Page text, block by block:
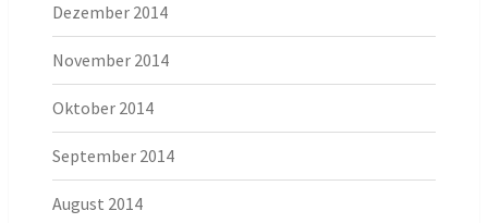
Dezember 2014
November 2014
Oktober 2014
September 2014
August 2014